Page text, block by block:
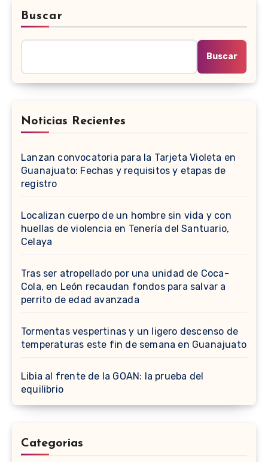
Buscar
Buscar
Noticias Recientes
Lanzan convocatoria para la Tarjeta Violeta en
Guanajuato: Fechas y requisitos y etapas de
registro
Localizan cuerpo de un hombre sin vida y con
huellas de violencia en Tenería del Santuario,
Celaya
Tras ser atropellado por una unidad de Coca-
Cola, en León recaudan fondos para salvar a
perrito de edad avanzada
Tormentas vespertinas y un ligero descenso de
temperaturas este fin de semana en Guanajuato
Libia al frente de la GOAN: la prueba del
equilibrio
Categorias